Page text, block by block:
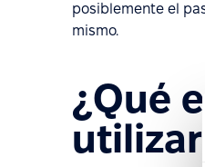
posiblemente el
mismo.
¿Qué
utilizar?